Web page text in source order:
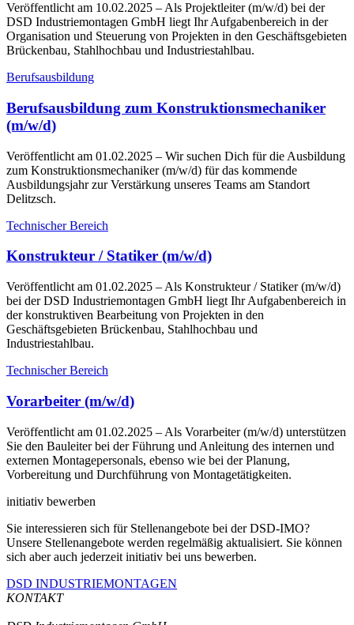
Veröffentlicht am 10.02.2025 – Als Projektleiter (m/w/d) bei der
DSD Industriemontagen GmbH liegt Ihr Aufgabenbereich in der
Organisation und Steuerung von Projekten in den Geschäftsgebieten
Brückenbau, Stahlhochbau und Industriestahlbau.
Berufsausbildung
Berufsausbildung zum Konstruktionsmechaniker
(m/w/d)
Veröffentlicht am 01.02.2025 – Wir suchen Dich für die Ausbildung
zum Konstruktionsmechaniker (m/w/d) für das kommende
Ausbildungsjahr zur Verstärkung unseres Teams am Standort
Delitzsch.
Technischer Bereich
Konstrukteur / Statiker (m/w/d)
Veröffentlicht am 01.02.2025 – Als Konstrukteur / Statiker (m/w/d)
bei der DSD Industriemontagen GmbH liegt Ihr Aufgabenbereich in
der konstruktiven Bearbeitung von Projekten in den
Geschäftsgebieten Brückenbau, Stahlhochbau und
Industriestahlbau.
Technischer Bereich
Vorarbeiter (m/w/d)
Veröffentlicht am 01.02.2025 – Als Vorarbeiter (m/w/d) unterstützen
Sie den Bauleiter bei der Führung und Anleitung des internen und
externen Montagepersonals, ebenso wie bei der Planung,
Vorbereitung und Durchführung von Montagetätigkeiten.
initiativ bewerben
Sie interessieren sich für Stellenangebote bei der DSD-IMO?
Unsere Stellenangebote werden regelmäßig aktualisiert. Sie können
sich aber auch jederzeit initiativ bei uns bewerben.
DSD INDUSTRIEMONTAGEN
KONTAKT